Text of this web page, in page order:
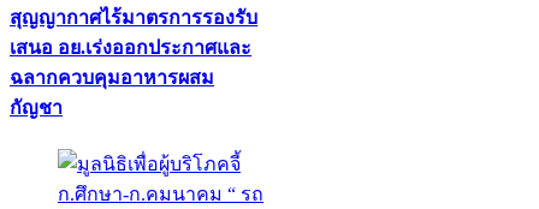
สุญญากาศไร้มาตรการรองรับ
เสนอ อย.เร่งออกประกาศและ
ฉลากควบคุมอาหารผสม
กัญชา